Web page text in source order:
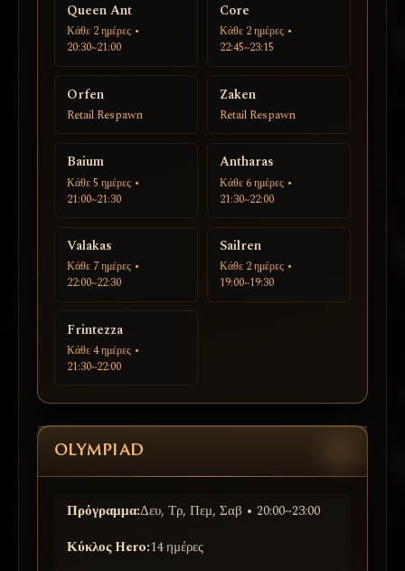
Queen Ant
Κάθε 2 ημέρες •
20:30~21:00
Core
Κάθε 2 ημέρες •
22:45~23:15
Orfen
Retail Respawn
Zaken
Retail Respawn
Baium
Κάθε 5 ημέρες •
21:00~21:30
Antharas
Κάθε 6 ημέρες •
21:30~22:00
Valakas
Κάθε 7 ημέρες •
22:00~22:30
Sailren
Κάθε 2 ημέρες •
19:00~19:30
Frintezza
Κάθε 4 ημέρες •
21:30~22:00
OLYMPIAD
Πρόγραμμα:Δευ, Τρ, Πεμ, Σαβ • 20:00~23:00
Κύκλος Hero:14 ημέρες